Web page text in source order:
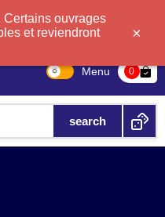
Menu 0 bag-check
Certains ouvrages
et reviendront
×